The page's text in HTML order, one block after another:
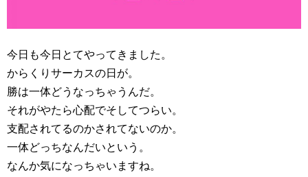
今日も今日とてやってきました。
からくりサーカスの日が。
勝は一体どうなっちゃうんだ。
それがやたら心配でそしてつらい。
支配されてるのかされてないのか。
一体どっちなんだいという。
なんか気になっちゃいますね。